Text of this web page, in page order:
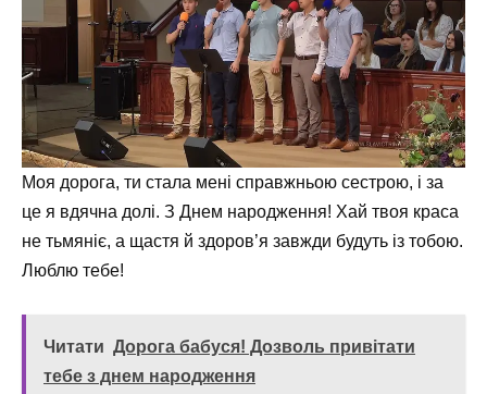
Моя дорога, ти стала мені справжньою сестрою, і за
це я вдячна долі. З Днем народження! Хай твоя краса
не тьмяніє, а щастя й здоров’я завжди будуть із тобою.
Люблю тебе!
Читати Дорога бабуся! Дозволь привітати
тебе з днем народження